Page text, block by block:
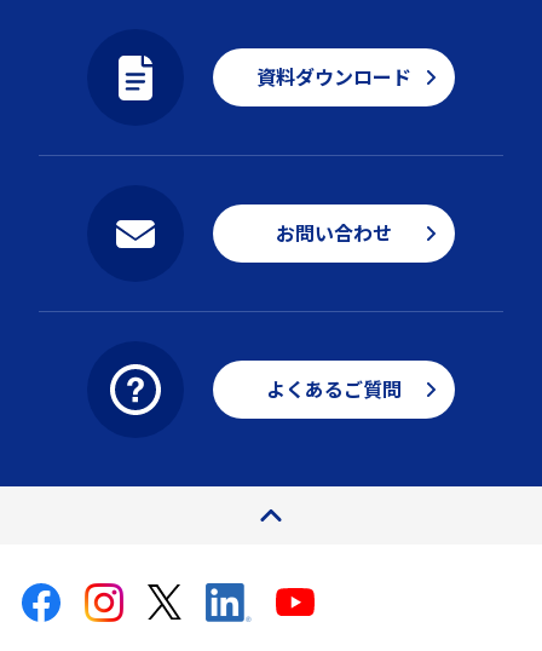
資料ダウンロード
お問い合わせ
よくあるご質問